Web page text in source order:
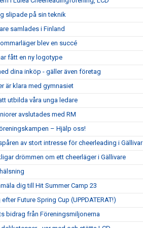
slipade på sin teknik
samlades i Finland
blev en succé
fått en ny logotype
dina inköp - gäller även företag
är klara med gymnasiet
utbilda våra unga ledare
avslutades med RM
– Hjälp oss!
av stort intresse för cheerleading i
drömmen om ett cheerläger i Gällivare
dig till Hit Summer Camp 23
Future Spring Cup (UPPDATERAT!)
bidrag från Föreningsmiljonerna